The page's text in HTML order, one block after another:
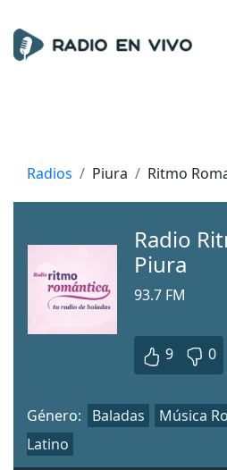
Radios Piura Ritmo
Radio
Piura
93.7 FM
9 0
Género: Baladas Música
Latino